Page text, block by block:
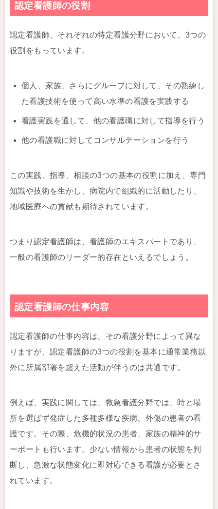
認定看護師の役割
認定看護師、それぞれの特定看護分野において、3つの
役割をもっています。
個人、家族、さらにグループに対して、その熟練し
た看護技術を使って高い水準の看護を実践する
看護実践を通して、他の看護職に対して指導を行う
他の看護職に対してコンサルテーションを行う
この実践、指導、相談の3つの基本の役割に加え、専門
知識や技術を生かし、病院内で組織的に活動したり、
地域医療への貢献も期待されています。
つまり認定看護師は、看護師のエキスパートであり、
一般の看護師のリーダー的存在といえるでしょう。
認定看護師の仕事内容
認定看護師の仕事内容は、その看護分野によって異な
りますが、認定看護師の3つの役割を基本に通常業務以
外に所属部署を超えた活動が伴うのは共通です。
例えば、実践に関しては、救急看護分野では、時と場
所を選ばず発症した多種多様な疾病、外傷の患者の看
護です。その際、危機的状況の患者、家族の精神的サ
ーポートも行います。少ない情報から患者の状態を判
断し、急激な状態変化に即対応できる看護が必要とさ
れています。